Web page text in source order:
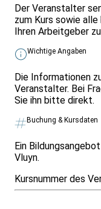
Der Veranstalter
zum Kurs sowie
Ihren Arbeitgeber
Wichtige Angaben
Die Informationen
Veranstalter. Bei
Sie ihn bitte direkt.
Buchung & Kursdaten
Ein
Vluyn.
Kursnummer des